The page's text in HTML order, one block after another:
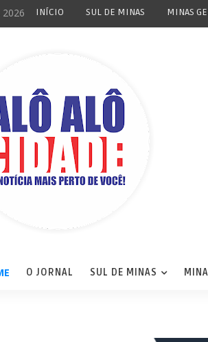
2026 INÍCIO SUL DE MINAS MINAS
O JORNAL SUL DE MINAS